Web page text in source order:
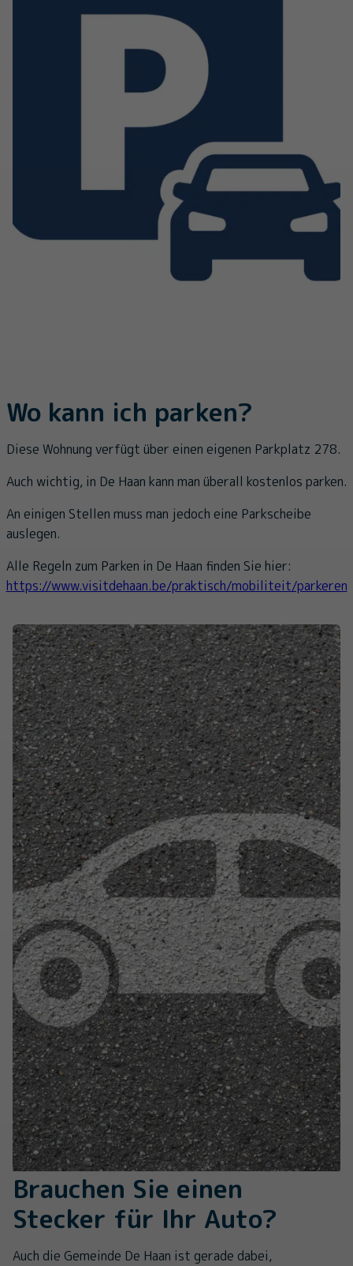
Wo kann ich parken?
Diese Wohnung verfügt über einen eigenen Parkplatz 278.
Auch wichtig, in De Haan kann man überall kostenlos parken.
An einigen Stellen muss man jedoch eine Parkscheibe
auslegen.
Alle Regeln zum Parken in De Haan finden Sie hier:
https://www.visitdehaan.be/praktisch/mobiliteit/parkeren
Brauchen Sie einen
Stecker für Ihr Auto?
Auch die Gemeinde De Haan ist gerade dabei,